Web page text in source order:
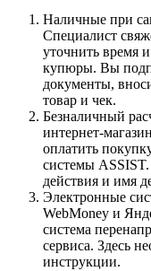
Наличные при
Специалист
уточнить время
купюры. Вы
документы,
товар и чек.
Безналичный
интернет-
оплатить
системы
действия и имя
Электронные
WebMoney и
система
сервиса. Здесь
инструкции.